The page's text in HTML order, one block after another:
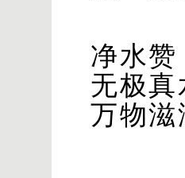
净水赞
无极
万物